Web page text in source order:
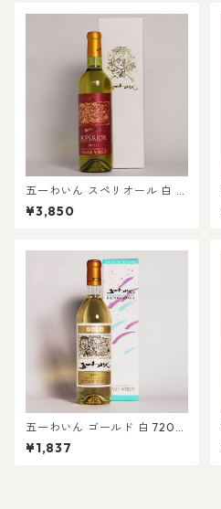
五一わいん スペリオール 白 7
20ml
¥3,850
五一わいん ゴールド 白 720m
l¥1,837